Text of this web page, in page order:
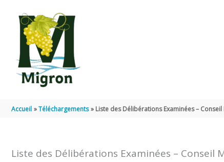
Accueil Téléchargements Liste des Délibérations Examinées –
Liste des Délibérations Examinées – Conseil